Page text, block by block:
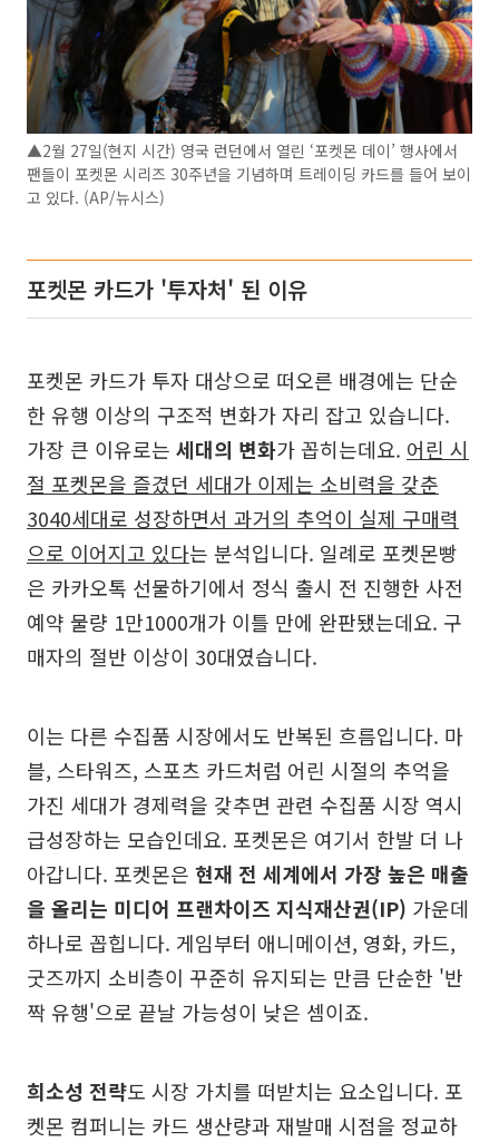
▲2월 27일(현지 시간) 영국 런던에서 열린 ‘포켓몬 데이’ 행사에서
팬들이 포켓몬 시리즈 30주년을 기념하며 트레이딩 카드를 들어 보이
고 있다. (AP/뉴시스)
포켓몬 카드가 '투자처' 된 이유
포켓몬 카드가 투자 대상으로 떠오른 배경에는 단순
한 유행 이상의 구조적 변화가 자리 잡고 있습니다.
가장 큰 이유로는 세대의 변화가 꼽히는데요. 어린 시
절 포켓몬을 즐겼던 세대가 이제는 소비력을 갖춘
3040세대로 성장하면서 과거의 추억이 실제 구매력
으로 이어지고 있다는 분석입니다. 일례로 포켓몬빵
은 카카오톡 선물하기에서 정식 출시 전 진행한 사전
예약 물량 1만1000개가 이틀 만에 완판됐는데요. 구
매자의 절반 이상이 30대였습니다.
이는 다른 수집품 시장에서도 반복된 흐름입니다. 마
블, 스타워즈, 스포츠 카드처럼 어린 시절의 추억을
가진 세대가 경제력을 갖추면 관련 수집품 시장 역시
급성장하는 모습인데요. 포켓몬은 여기서 한발 더 나
아갑니다. 포켓몬은 현재 전 세계에서 가장 높은 매출
을 올리는 미디어 프랜차이즈 지식재산권(IP) 가운데
하나로 꼽힙니다. 게임부터 애니메이션, 영화, 카드,
굿즈까지 소비층이 꾸준히 유지되는 만큼 단순한 '반
짝 유행'으로 끝날 가능성이 낮은 셈이죠.
희소성 전략도 시장 가치를 떠받치는 요소입니다. 포
켓몬 컴퍼니는 카드 생산량과 재발매 시점을 정교하